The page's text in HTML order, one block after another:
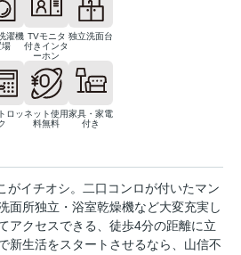
濯機
場
TVモニタ
付きインタ
ーホン
独立洗面台
ロッネット使用
料無料
家具・家電
付き
がイチオシ。二口コンロが付いたマン
面所独立・浴室乾燥機など大変充実し
アクセスできる、徒歩4分の距離に立
新生活をスタートさせるなら、山信不